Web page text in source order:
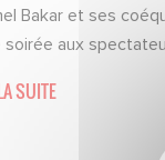
Bakar et ses
soirée aux
SUITE